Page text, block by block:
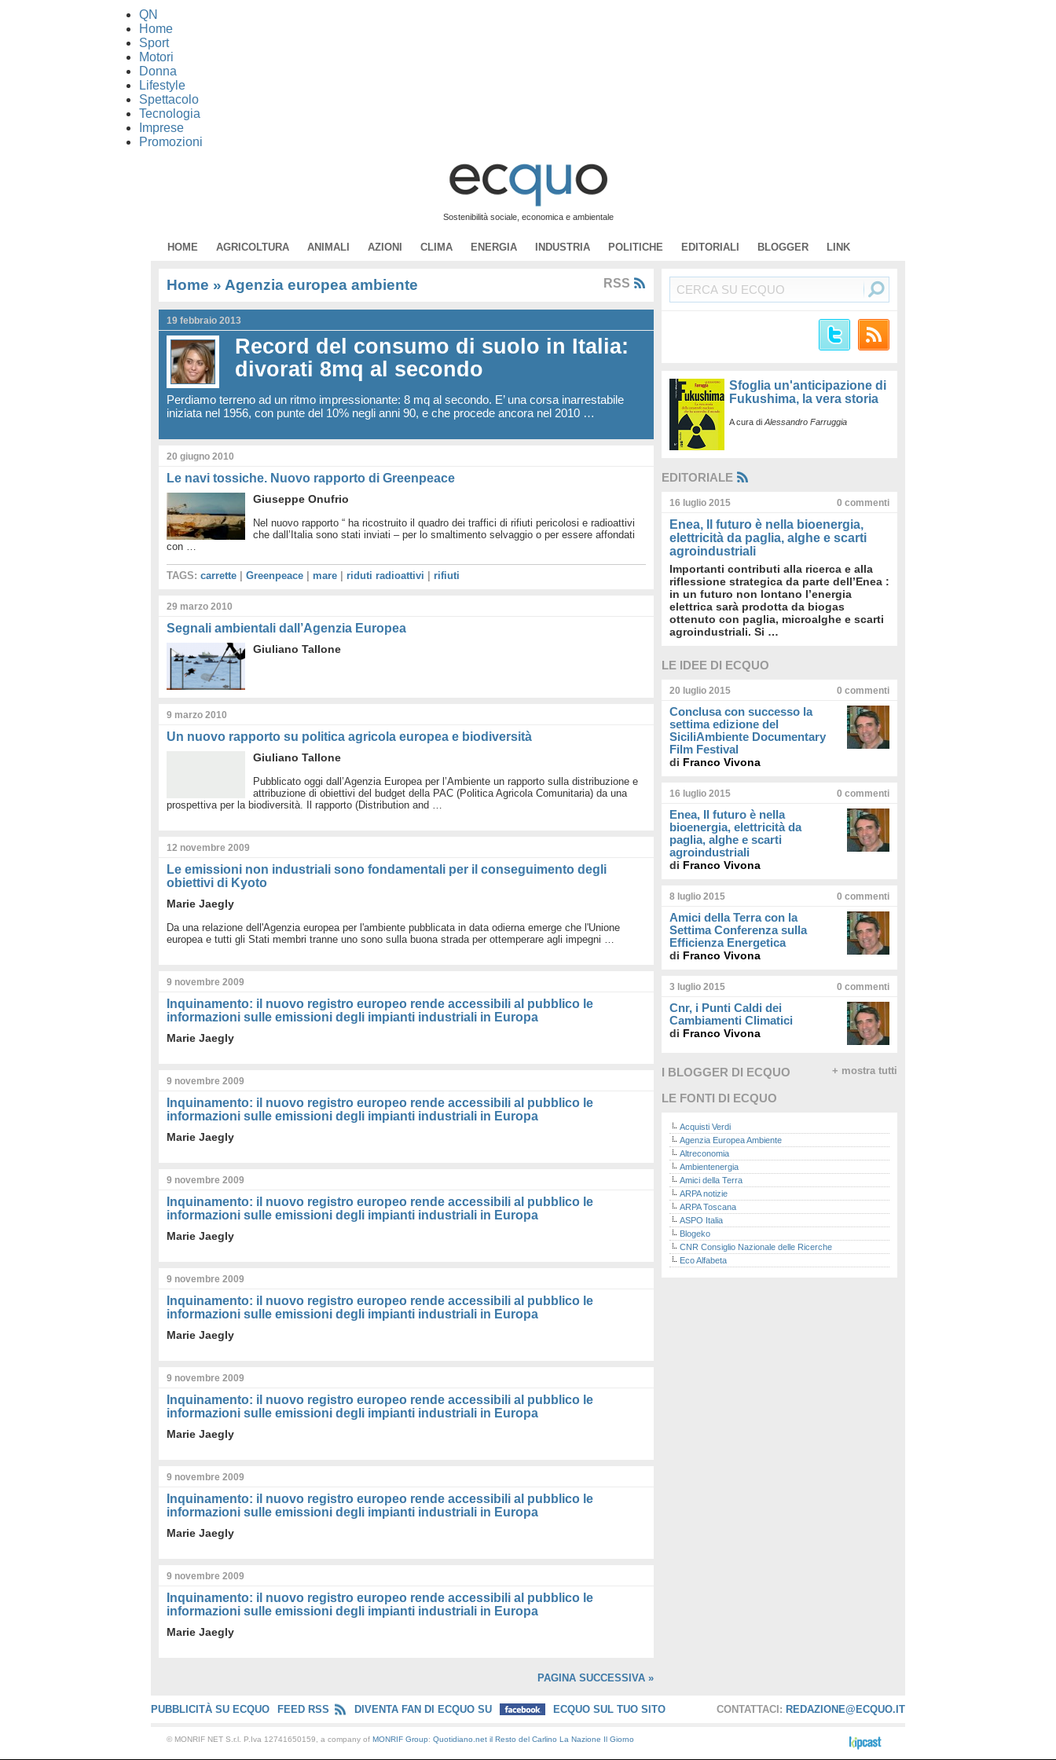
QN
Home
Sport
Motori
Donna
Lifestyle
Spettacolo
Tecnologia
Imprese
Promozioni
Sostenibilità sociale, economica e ambientale
HOME AGRICOLTURA ANIMALI AZIONI CLIMA ENERGIA INDUSTRIA POLITICHE EDITORIALI BLOGGER LINK
Home » Agenzia europea ambiente RSS
19 febbraio 2013
Record del consumo di suolo in Italia:
divorati 8mq al secondo
Perdiamo terreno ad un ritmo impressionante: 8 mq al secondo. E’ una corsa inarrestabile
iniziata nel 1956, con punte del 10% negli anni 90, e che procede ancora nel 2010 …
20 giugno 2010
Le navi tossiche. Nuovo rapporto di Greenpeace
Giuseppe Onufrio
Nel nuovo rapporto “ ha ricostruito il quadro dei traffici di rifiuti pericolosi e radioattivi
che dall’Italia sono stati inviati – per lo smaltimento selvaggio o per essere affondati
con …
TAGS: carrette Greenpeace mare riduti radioattivi rifiuti
29 marzo 2010
Segnali ambientali dall’Agenzia Europea
Giuliano Tallone
9 marzo 2010
Un nuovo rapporto su politica agricola europea e biodiversità
Giuliano Tallone
Pubblicato oggi dall’Agenzia Europea per l’Ambiente un rapporto sulla distribuzione e
attribuzione di obiettivi del budget della PAC (Politica Agricola Comunitaria) da una
prospettiva per la biodiversità. Il rapporto (Distribution and …
12 novembre 2009
Le emissioni non industriali sono fondamentali per il conseguimento degli
obiettivi di Kyoto
Marie Jaegly
Da una relazione dell'Agenzia europea per l'ambiente pubblicata in data odierna emerge che l'Unione
europea e tutti gli Stati membri tranne uno sono sulla buona strada per ottemperare agli impegni …
9 novembre 2009
Inquinamento: il nuovo registro europeo rende accessibili al pubblico le
informazioni sulle emissioni degli impianti industriali in Europa
Marie Jaegly
9 novembre 2009
Inquinamento: il nuovo registro europeo rende accessibili al pubblico le
informazioni sulle emissioni degli impianti industriali in Europa
Marie Jaegly
9 novembre 2009
Inquinamento: il nuovo registro europeo rende accessibili al pubblico le
informazioni sulle emissioni degli impianti industriali in Europa
Marie Jaegly
9 novembre 2009
Inquinamento: il nuovo registro europeo rende accessibili al pubblico le
informazioni sulle emissioni degli impianti industriali in Europa
Marie Jaegly
9 novembre 2009
Inquinamento: il nuovo registro europeo rende accessibili al pubblico le
informazioni sulle emissioni degli impianti industriali in Europa
Marie Jaegly
9 novembre 2009
Inquinamento: il nuovo registro europeo rende accessibili al pubblico le
informazioni sulle emissioni degli impianti industriali in Europa
Marie Jaegly
9 novembre 2009
Inquinamento: il nuovo registro europeo rende accessibili al pubblico le
informazioni sulle emissioni degli impianti industriali in Europa
Marie Jaegly
PAGINA SUCCESSIVA »
Sfoglia un'anticipazione di
Fukushima, la vera storia
A cura di Alessandro Farruggia
EDITORIALE
16 luglio 2015 0 commenti
Enea, Il futuro è nella bioenergia,
elettricità da paglia, alghe e scarti
agroindustriali
Importanti contributi alla ricerca e alla
riflessione strategica da parte dell’Enea :
in un futuro non lontano l’energia
elettrica sarà prodotta da biogas
ottenuto con paglia, microalghe e scarti
agroindustriali. Si …
LE IDEE DI ECQUO
20 luglio 2015 0 commenti
Conclusa con successo la
settima edizione del
SiciliAmbiente Documentary
Film Festival
di Franco Vivona
16 luglio 2015 0 commenti
Enea, Il futuro è nella
bioenergia, elettricità da
paglia, alghe e scarti
agroindustriali
di Franco Vivona
8 luglio 2015 0 commenti
Amici della Terra con la
Settima Conferenza sulla
Efficienza Energetica
di Franco Vivona
3 luglio 2015 0 commenti
Cnr, i Punti Caldi dei
Cambiamenti Climatici
di Franco Vivona
I BLOGGER DI ECQUO + mostra tutti
LE FONTI DI ECQUO
Acquisti Verdi
Agenzia Europea Ambiente
Altreconomia
Ambientenergia
Amici della Terra
ARPA notizie
ARPA Toscana
ASPO Italia
Blogeko
CNR Consiglio Nazionale delle Ricerche
Eco Alfabeta
CONTATTACI: REDAZIONE@ECQUO.IT
PUBBLICITÀ SU ECQUO FEED RSS DIVENTA FAN DI ECQUO SU ECQUO SUL TUO SITO
© MONRIF NET S.r.l. P.Iva 12741650159, a company of MONRIF Group: Quotidiano.net il Resto del Carlino La Nazione Il Giorno